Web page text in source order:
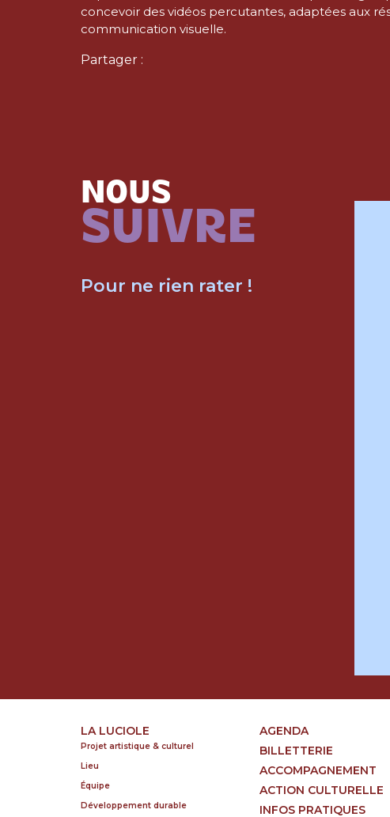
concevoir des vidéos percutantes, adaptées aux
communication visuelle.
Partager :
NOUS
SUIVRE
Pour ne rien rater !
LA LUCIOLE
Projet artistique & culturel
Lieu
Équipe
Développement durable
AGENDA
BILLETTERIE
ACCOMPAGNEMENT
ACTION CULTURELLE
INFOS PRATIQUES